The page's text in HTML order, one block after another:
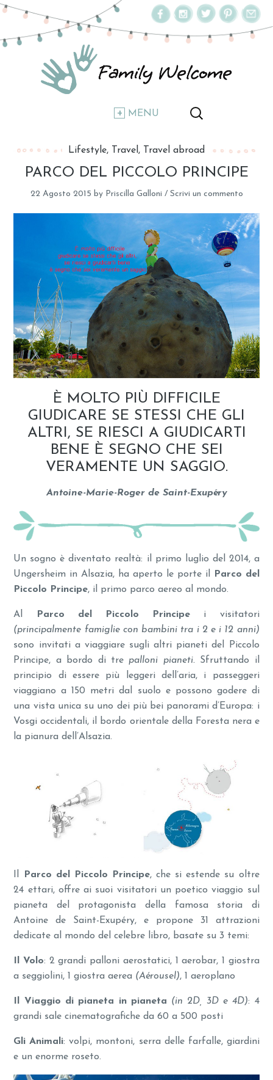
MENU
Lifestyle Travel Travel abroad
PARCO DEL PICCOLO PRINCIPE
22 Agosto 2015 by Priscilla Galloni / Scrivi un commento
È MOLTO PIÙ DIFFICILE
GIUDICARE SE STESSI CHE GLI
ALTRI, SE RIESCI A GIUDICARTI
BENE È SEGNO CHE SEI
VERAMENTE UN SAGGIO.
Antoine-Marie-Roger de Saint-Exupéry
Un sogno è diventato realtà: il primo luglio del 2014, a
Ungersheim in Alsazia, ha aperto le porte il Parco del
Piccolo Principe, il primo parco aereo al mondo.
Al Parco del Piccolo Principe i visitatori
(principalmente famiglie con bambini tra i 2 e i 12 anni)
sono invitati a viaggiare sugli altri pianeti del Piccolo
Principe, a bordo di trepalloni pianeti. Sfruttando il
principio di essere più leggeri dell’aria, i passeggeri
viaggiano a 150 metri dal suolo e possono godere di
una vista unica su uno dei più bei panorami d’Europa: i
Vosgi occidentali, il bordo orientale della Foresta nera e
la pianura dell’Alsazia.
Il Parco del Piccolo Principe, che si estende su oltre
24 ettari, offre ai suoi visitatori un poetico viaggio sul
pianeta del protagonista della famosa storia di
Antoine de Saint-Exupéry, e propone 31 attrazioni
dedicate al mondo del celebre libro, basate su 3 temi:
Il Volo: 2 grandi palloni aerostatici, 1 aerobar, 1 giostra
a seggiolini, 1 giostra aerea (Aérousel), 1 aeroplano
Il Viaggio di pianeta in pianeta (in 2D, 3D e 4D): 4
grandi sale cinematografiche da 60 a 500 posti
Gli Animali: volpi, montoni, serra delle farfalle, giardini
e un enorme roseto.